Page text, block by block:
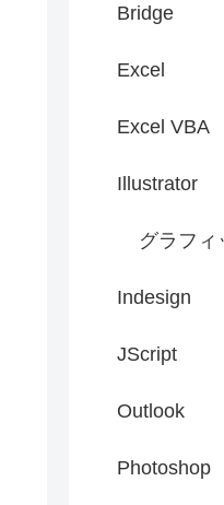
Bridge
Excel
Excel VBA
Illustrator
グラフィ
Indesign
JScript
Outlook
Photoshop